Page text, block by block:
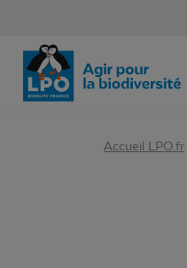
Accueil LPO.fr